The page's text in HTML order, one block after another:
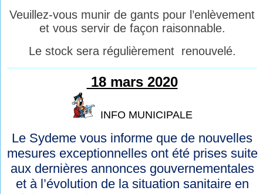
Veuillez-vous munir de gants pour l’enlèvement
et vous servir de façon raisonnable.
Le stock sera régulièrement renouvelé.
18 mars 2020
INFO MUNICIPALE
Le Sydeme vous informe que de nouvelles
mesures exceptionnelles ont été prises suite
aux dernières annonces gouvernementales
et à l’évolution de la situation sanitaire en